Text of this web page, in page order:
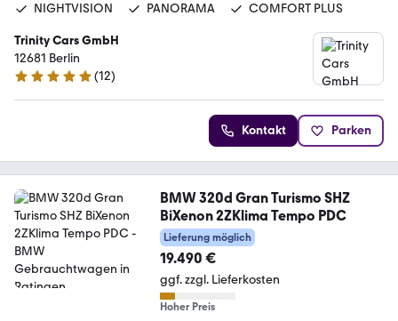
NIGHTVISION
PANORAMA COMFORT PLUS
Trinity Cars GmbH
12681 Berlin
4.9 Sterne
(12)
Kontakt Parken
BMW 320d Gran Turismo SHZ
BiXenon 2ZKlima Tempo PDC
Lieferung möglich
19.490 €
ggf. zzgl. Lieferkosten
Hoher Preis